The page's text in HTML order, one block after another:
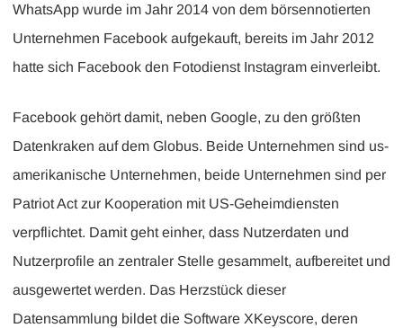
WhatsApp wurde im Jahr 2014 von dem börsennotierten
Unternehmen Facebook aufgekauft, bereits im Jahr 2012
hatte sich Facebook den Fotodienst Instagram einverleibt.
Facebook gehört damit, neben Google, zu den größten
Datenkraken auf dem Globus. Beide Unternehmen sind us-
amerikanische Unternehmen, beide Unternehmen sind per
Patriot Act zur Kooperation mit US-Geheimdiensten
verpflichtet. Damit geht einher, dass Nutzerdaten und
Nutzerprofile an zentraler Stelle gesammelt, aufbereitet und
ausgewertet werden. Das Herzstück dieser
Datensammlung bildet die Software XKeyscore, deren